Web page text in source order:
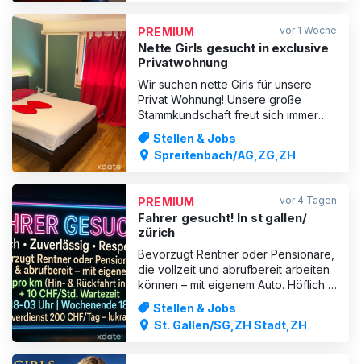
PREMIUM vor 1 Woche
Nette Girls gesucht in exclusive
Privatwohnung
Wir suchen nette Girls für unsere
Privat Wohnung! Unsere große
Stammkundschaft freut sich immer
über neue Gesichter! Sehr gute
Verdienstmöglichkeiten sind
garantiert! Das Haus bietet für die
- Balkon - kostenloses WLAN - Parkp
Stellen & Jobs
Spreitenbach/AG,ZG,ZH
PREMIUM vor 4 Tagen
Fahrer gesucht! In st gallen/
zürich
Bevorzugt Rentner oder Pensionäre,
die vollzeit und abrufbereit arbeiten
können – mit eigenem Auto. Höflich •
Zuverlässig • Respektvoll Vergütung:
• 1 CHF pro km (Hin- und Rückfahrt
inklusive – kein Doppelweg) • 10
Stellen & Jobs
St. Gallen/SG,ZH Stadt,ZH